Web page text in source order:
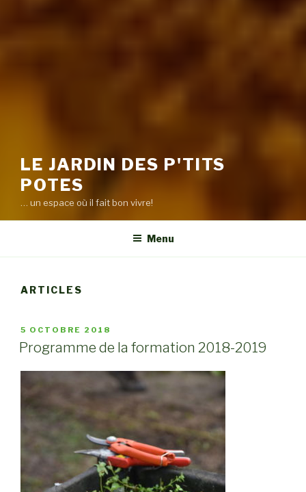
LE JARDIN DES P'TITS
POTES
… un espace où il fait bon vivre!
Menu
ARTICLES
PUBLIÉ
LE
5 OCTOBRE 2018
Programme de la formation 2018-2019